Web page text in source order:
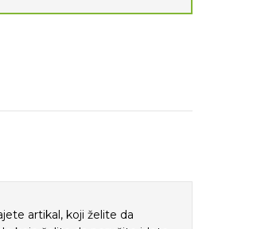
artikal, koji želite da